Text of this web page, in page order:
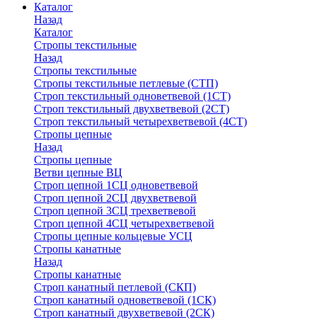
Каталог
Назад
Каталог
Стропы текстильные
Назад
Стропы текстильные
Стропы текстильные петлевые (СТП)
Строп текстильный одноветвевой (1СТ)
Строп текстильный двухветвевой (2СТ)
Строп текстильный четырехветвевой (4СТ)
Стропы цепные
Назад
Стропы цепные
Ветви цепные ВЦ
Строп цепной 1СЦ одноветвевой
Строп цепной 2СЦ двухветвевой
Строп цепной 3СЦ трехветвевой
Строп цепной 4СЦ четырехветвевой
Стропы цепные кольцевые УСЦ
Стропы канатные
Назад
Стропы канатные
Строп канатный петлевой (СКП)
Строп канатный одноветвевой (1СК)
Строп канатный двухветвевой (2СК)